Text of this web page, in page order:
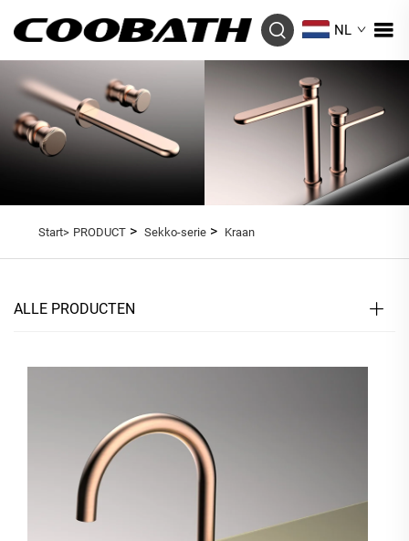
NL
Start> PRODUCT> Sekko-serie> Kraan
ALLE PRODUCTEN